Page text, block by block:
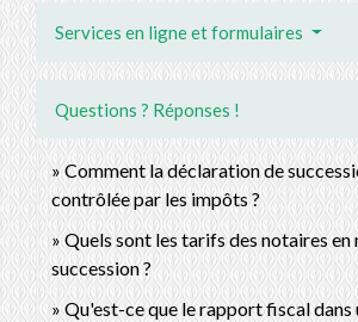
Services en ligne et formulaires
Questions ? Réponses !
Comment la déclaration de
contrôlée par les impôts ?
Quels sont les tarifs des notaires en
succession ?
Qu'est-ce que le rapport fiscal dans